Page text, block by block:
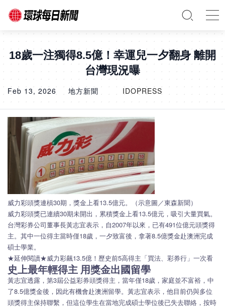
18歲一注獨得8.5億！幸運兒一夕翻身 離開
台灣現況曝
Feb 13, 2026 地方新聞 IDOPRESS
威力彩頭獎連槓30期，獎金上看13.5億元。（示意圖／東森新聞）
威力彩頭獎已連續30期未開出，累積獎金上看13.5億元，吸引大量買氣。
台灣彩券公司董事長黃志宜表示，自2007年以來，已有491位億元頭獎得
主。其中一位得主當時僅18歲，一夕致富後，拿著8.5億獎金赴澳洲完成
碩士學業。
★延伸閱讀★威力彩飆13.5億！歷史前5高得主「買法、彩券行」一次看
史上最年輕得主 用獎金出國留學
黃志宜透露，第3屆公益彩券頭獎得主，當年僅18歲，家庭並不富裕，中
了8.5億獎金後，因此有機會赴澳洲留學。黃志宜表示，他目前仍與多位
頭獎得主保持聯繫，但這位學生在當地完成碩士學位後已失去聯絡，按時